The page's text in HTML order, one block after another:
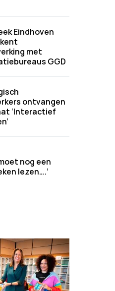
Eindhoven
met
GGD
ontvangen
‘Interactief
nog een
lezen….’